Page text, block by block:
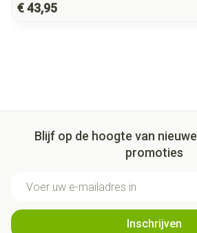
€ 43,95
Blijf op de hoogte van
promoties
Inschrijven